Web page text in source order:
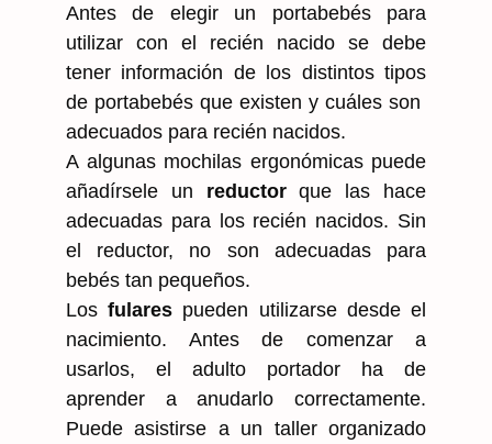
Antes de elegir un portabebés para
utilizar con el recién nacido se debe
tener información de los distintos tipos
de portabebés que existen y cuáles son
adecuados para recién nacidos.
A algunas mochilas ergonómicas puede
añadírsele un reductorque las hace
adecuadas para los recién nacidos. Sin
el reductor, no son adecuadas para
bebés tan pequeños.
Losfulares pueden utilizarse desde el
nacimiento. Antes de comenzar a
usarlos, el adulto portador ha de
aprender a anudarlo correctamente.
Puede asistirse a un taller organizado